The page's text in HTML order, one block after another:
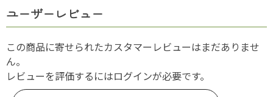
ユーザーレビュー
この商品に寄せられたカスタマーレビューはまだありませ
ん。
レビューを評価するにはログインが必要です。